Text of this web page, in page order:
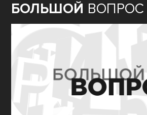
БОЛЬШОЙ ВОПРОС